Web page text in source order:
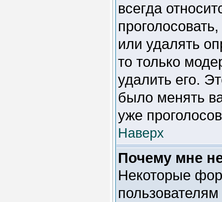
всегда
или удалять
то только
удалить его.
было менять
уже
Наверх
Почему мне
Некоторые